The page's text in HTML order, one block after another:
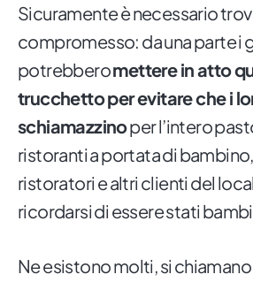
Sicuramente è necessario
compromesso: da una parte i
potrebberomettere in atto
trucchetto per evitare che i
schiamazzinoper l’intero
ristoranti a portata di
ristoratori e altri clienti del
ricordarsi di essere stati
Ne esistono molti, si chiamano